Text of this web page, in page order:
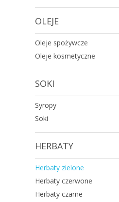
OLEJE
Oleje spożywcze
Oleje kosmetyczne
SOKI
Syropy
Soki
HERBATY
Herbaty zielone
Herbaty czerwone
Herbaty czarne